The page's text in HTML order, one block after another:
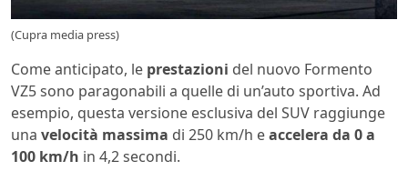
(Cupra media press)
Come anticipato, le prestazioni del nuovo Formento
VZ5 sono paragonabili a quelle di un’auto sportiva. Ad
esempio, questa versione esclusiva del SUV raggiunge
una velocità massima di 250 km/h eaccelera da 0 a
100 km/h in 4,2 secondi.